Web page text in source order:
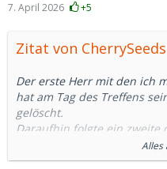
7. April 2026 +5
Zitat von CherrySeeds
Der erste Herr mit den ich
hat am Tag des Treffens
gelöscht.
Daraufhin folgte ein zweite
ausgemachten Treffen
Nach 20 Minuten bin ich
Alles